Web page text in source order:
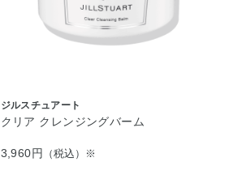
ジルスチュアート
クリア クレンジングバーム
3,960円 （税込）※